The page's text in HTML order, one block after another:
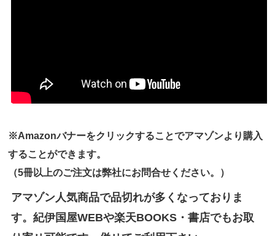
※Amazonバナーをクリックすることでアマゾンより購入
することができます。
（5冊以上のご注文は弊社にお問合せください。）
アマゾン人気商品で品切れが多くなっておりま
す。紀伊国屋WEBや楽天BOOKS・書店でもお取